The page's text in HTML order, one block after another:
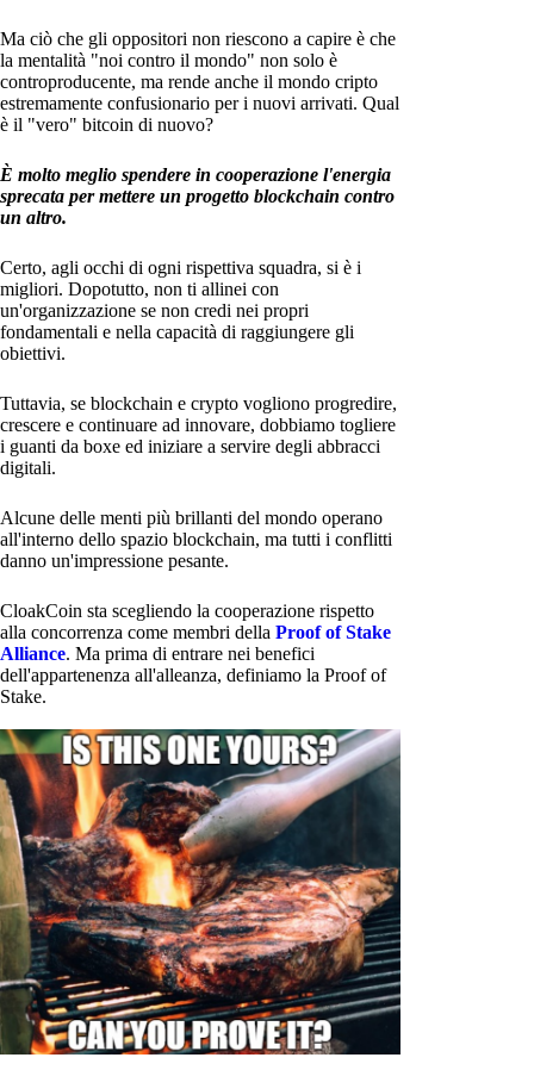
Ma ciò che gli oppositori non riescono a capire è che
la mentalità "noi contro il mondo" non solo è
controproducente, ma rende anche il mondo cripto
estremamente confusionario per i nuovi arrivati. Qual
è il "vero" bitcoin di nuovo?
È molto meglio spendere in cooperazione l'energia
sprecata per mettere un progetto blockchain contro
un altro.
Certo, agli occhi di ogni rispettiva squadra, si è i
migliori. Dopotutto, non ti allinei con
un'organizzazione se non credi nei propri
fondamentali e nella capacità di raggiungere gli
obiettivi.
Tuttavia, se blockchain e crypto vogliono progredire,
crescere e continuare ad innovare, dobbiamo togliere
i guanti da boxe ed iniziare a servire degli abbracci
digitali.
Alcune delle menti più brillanti del mondo operano
all'interno dello spazio blockchain, ma tutti i conflitti
danno un'impressione pesante.
CloakCoin sta scegliendo la cooperazione rispetto
alla concorrenza come membri della Proof of Stake
Alliance. Ma prima di entrare nei benefici
dell'appartenenza all'alleanza, definiamo la Proof of
Stake.